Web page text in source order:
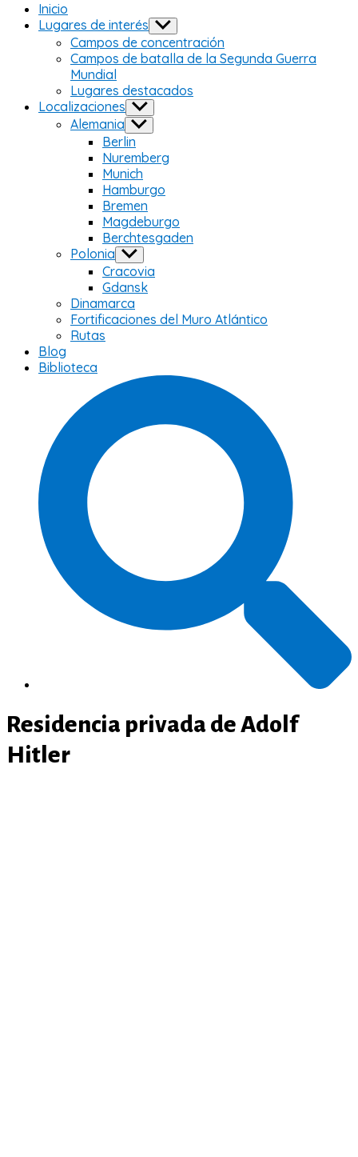
Inicio
Lugares de interés Show
sub
menu
Campos de concentración
Campos de batalla de la Segunda Guerra
Mundial
Lugares destacados
Localizaciones Show
sub
menu
Alemania Show
sub
menu
Berlin
Nuremberg
Munich
Hamburgo
Bremen
Magdeburgo
Berchtesgaden
Polonia Show
sub
menu
Cracovia
Gdansk
Dinamarca
Fortificaciones del Muro Atlántico
Rutas
Blog
Biblioteca
Residencia privada de Adolf
Hitler